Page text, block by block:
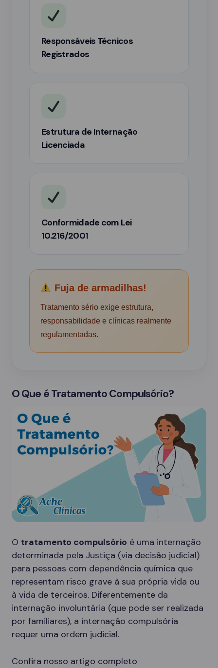
Responsáveis Técnicos
Registrados
Estrutura de Internação
Licenciada
Conformidade com Lei
10.216/2001
Fuja de armadilhas!
Tratamento sério exige estrutura,
responsabilidade e clínicas realmente
regulamentadas.
O Que é Tratamento Compulsório?
O tratamento compulsório é uma internação
determinada pela Justiça (via decisão judicial)
para pessoas com dependência química que
representam risco grave à sua própria vida ou
à vida de terceiros. Diferentemente da
internação involuntária (que pode ser realizada
por familiares), a internação compulsória
requer uma ordem judicial.
Confira nosso artigo completo